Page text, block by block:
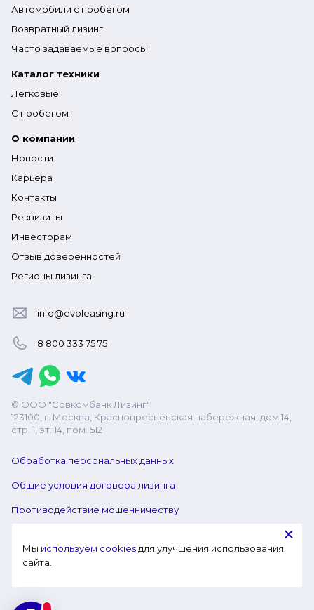
Автомобили с пробегом
Возвратный лизинг
Часто задаваемые вопросы
Каталог техники
Легковые
С пробегом
О компании
Новости
Карьера
Контакты
Реквизиты
Инвесторам
Отзыв доверенностей
Регионы лизинга
info@evoleasing.ru
8 800 333 75 75
© ООО "Совкомбанк Лизинг"
123100, г. Москва, Краснопресненская набережная, дом 14,
стр. 1, эт. 14, пом. 512
Обработка персональных данных
Общие условия договора лизинга
Противодействие мошенничеству
Мы используем cookies для улучшения использования
сайта.